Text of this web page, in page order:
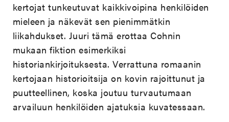
kertojat tunkeutuvat kaikkivoipina henkilöiden
mieleen ja näkevät sen pienimmätkin
liikahdukset. Juuri tämä erottaa Cohnin
mukaan fiktion esimerkiksi
historiankirjoituksesta. Verrattuna romaanin
kertojaan historioitsija on kovin rajoittunut ja
puutteellinen, koska joutuu turvautumaan
arvailuun henkilöiden ajatuksia kuvatessaan.